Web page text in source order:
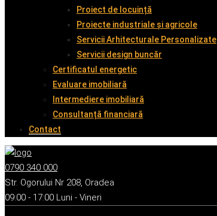
Proiect de locuință
Proiecte industriale și agricole
Servicii Arhitecturale Personalizate
Servicii design buncăr
Certificatul energetic
Evaluare imobiliară
Intermediere imobiliară
Consultanță financiară
Contact
0790 340 000
Str. Ogorului Nr 208, Oradea
09:00 - 17:00 Luni - Vineri